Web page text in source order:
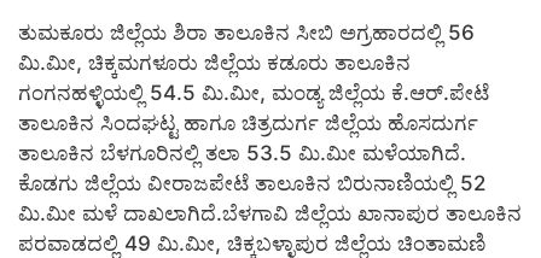
ತುಮಕೂರು ಜಿಲ್ಲೆಯ ಶಿರಾ ತಾಲೂಕಿನ ಸೀಬಿ ಅಗ್ರಹಾರದಲ್ಲಿ 56
ಮಿ.ಮೀ, ಚಿಕ್ಕಮಗಳೂರು ಜಿಲ್ಲೆಯ ಕಡೂರು ತಾಲೂಕಿನ
ಗಂಗನಹಳ್ಳಿಯಲ್ಲಿ 54.5 ಮಿ.ಮೀ, ಮಂಡ್ಯ ಜಿಲ್ಲೆಯ ಕೆ.ಆರ್.ಪೇಟೆ
ತಾಲೂಕಿನ ಸಿಂದಘಟ್ಟ ಹಾಗೂ ಚಿತ್ರದುರ್ಗ ಜಿಲ್ಲೆಯ ಹೊಸದುರ್ಗ
ತಾಲೂಕಿನ ಬೆಳಗೂರಿನಲ್ಲಿ ತಲಾ 53.5 ಮಿ.ಮೀ ಮಳೆಯಾಗಿದೆ.
ಕೊಡಗು ಜಿಲ್ಲೆಯ ವೀರಾಜಪೇಟೆ ತಾಲೂಕಿನ ಬಿರುನಾಣಿಯಲ್ಲಿ 52
ಮಿ.ಮೀ ಮಳೆ ದಾಖಲಾಗಿದೆ.ಬೆಳಗಾವಿ ಜಿಲ್ಲೆಯ ಖಾನಾಪುರ ತಾಲೂಕಿನ
ಪರವಾಡದಲ್ಲಿ 49 ಮಿ.ಮೀ, ಚಿಕ್ಕಬಳ್ಳಾಪುರ ಜಿಲ್ಲೆಯ ಚಿಂತಾಮಣಿ